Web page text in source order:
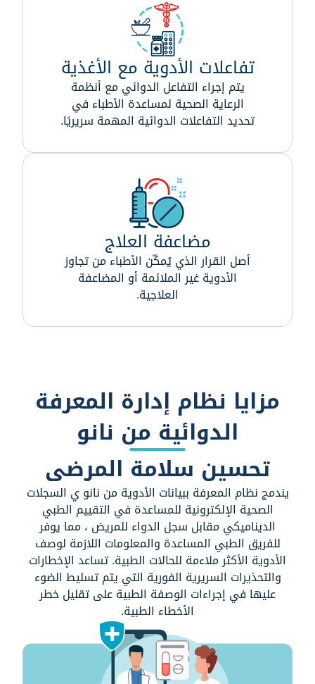
تفاعلات الأدوية مع الأغذية
يتم إجراء التفاعل الدوائي مع أنظمة
الرعاية الصحية لمساعدة الأطباء في
تحديد التفاعلات الدوائية المهمة سريريًا.
مضاعفة العلاج
أصل القرار الذي يُمكّن الأطباء من تجاوز
الأدوية غير الملائمة أو المضاعفة
العلاجية.
مزايا نظام إدارة المعرفة
الدوائية من نانو
تحسين سلامة المرضى
يندمج نظام المعرفة ببيانات الأدوية من نانو ي السجلات
الصحية الإلكترونية للمساعدة في التقييم الطبي
الديناميكي مقابل سجل الدواء للمريض ، مما يوفر
للفريق الطبي المساعدة والمعلومات اللازمة لوصف
الأدوية الأكثر ملاءمة للحالات الطبية. تساعد الإخطارات
والتحذيرات السريرية الفورية التي يتم تسليط الضوء
عليها في إجراءات الوصفة الطبية على تقليل خطر
الأخطاء الطبية.